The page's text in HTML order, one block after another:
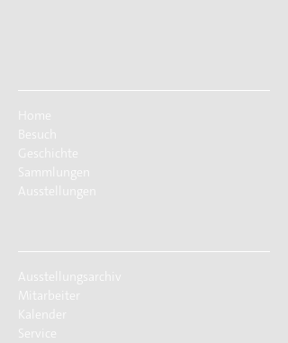
Home
Besuch
Geschichte
Sammlungen
Ausstellungen
Ausstellungsarchiv
Mitarbeiter
Kalender
Service